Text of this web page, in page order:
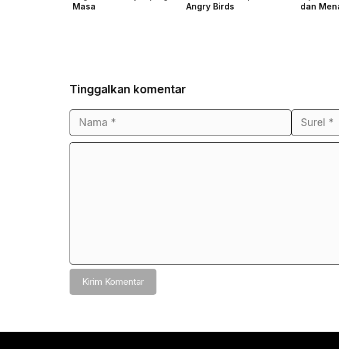
Masa
Angry Birds
dan
Tinggalkan komentar
Nama
Surel